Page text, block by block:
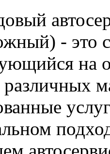
- это
на
различных